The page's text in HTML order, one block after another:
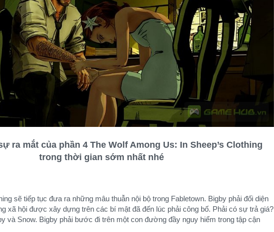
ra mắt của phần 4 The Wolf Among Us: In Sheep’s Clothing
trong thời gian sớm nhất nhé
sẽ tiếp tục đưa ra những mâu thuẫn nội bộ trong Fabletown. Bigby phải đối diện
xã hội được xây dựng trên các bí mật đã đến lúc phải công bố. Phải có sự trả giá?
và Snow. Bigby phải bước đi trên một con đường đầy nguy hiểm trong tập cận